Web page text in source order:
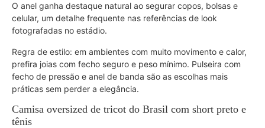
O anel ganha destaque natural ao segurar copos, bolsas e
celular, um detalhe frequente nas referências de look
fotografadas no estádio.
Regra de estilo: em ambientes com muito movimento e calor,
prefira joias com fecho seguro e peso mínimo. Pulseira com
fecho de pressão e anel de banda são as escolhas mais
práticas sem perder a elegância.
Camisa oversized de tricot do Brasil com short preto e
tênis